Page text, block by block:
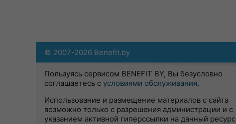
© 2007-2026 Benefit.by
Пользуясь сервисом BENEFIT BY, Вы безусловно
соглашаетесь с условиями обслуживания.
Использование и размещение материалов с сайта
возможно только с разрешения администрации и с
указанием активной гиперссылки на данный ресурс